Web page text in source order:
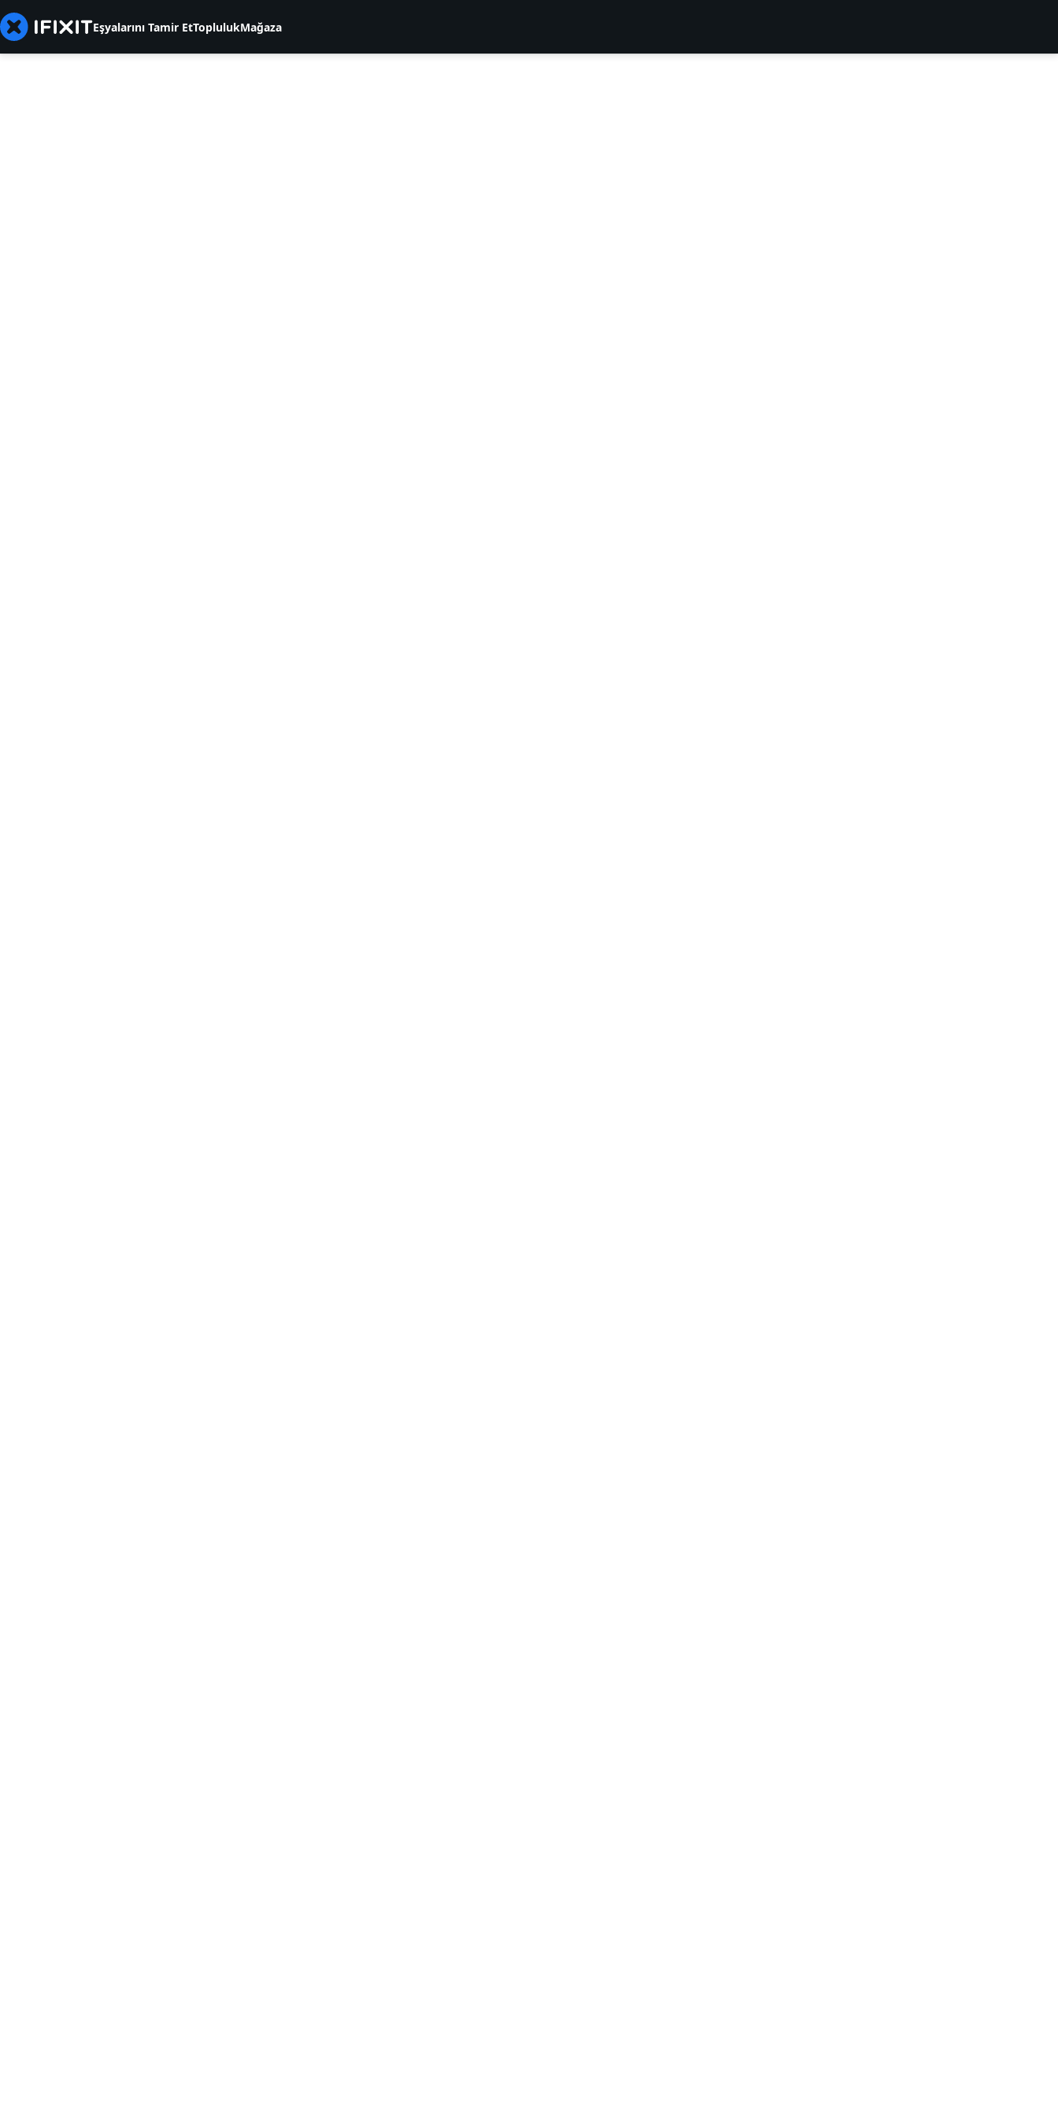
Eşyalarını Tamir EtToplulukMağaza